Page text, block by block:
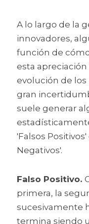
A lo largo de la
innovadores,
función de
esta
evolución de los
gran
suele generar
'Falsos
Negativos'.
Falso Positivo.
primera, la
sucesivamente